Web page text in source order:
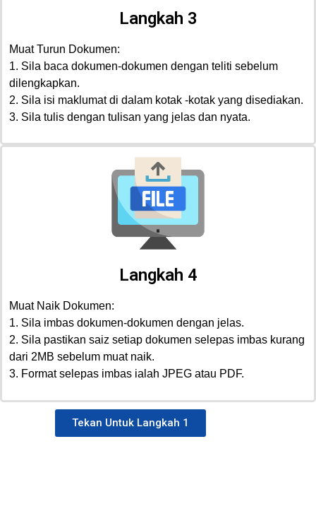
Langkah 3
Muat Turun Dokumen:
1. Sila baca dokumen-dokumen dengan teliti sebelum
dilengkapkan.
2. Sila isi maklumat di dalam kotak -kotak yang disediakan.
3. Sila tulis dengan tulisan yang jelas dan nyata.
Langkah 4
Muat Naik Dokumen:
1. Sila imbas dokumen-dokumen dengan jelas.
2. Sila pastikan saiz setiap dokumen selepas imbas kurang
dari 2MB sebelum muat naik.
3. Format selepas imbas ialah JPEG atau PDF.
Tekan Untuk Langkah 1